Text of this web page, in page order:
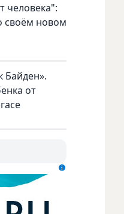
человека":
своём новом
Байден».
от